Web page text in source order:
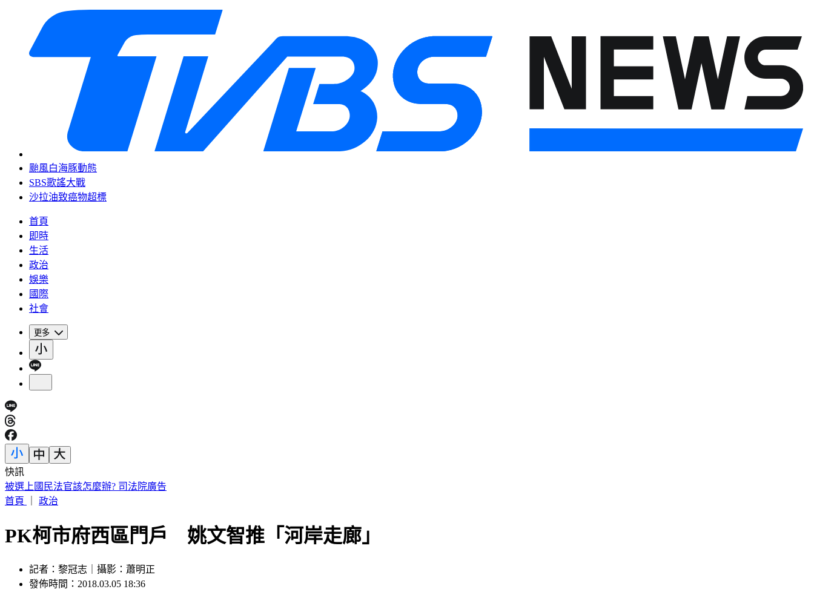
颱風白海豚動態
SBS歌謠大戰
沙拉油致癌物超標
首頁
即時
生活
政治
娛樂
國際
社會
更多
快訊
被選上國民法官該怎麼辦? 司法院廣告
首頁
政治
PK柯市府西區門戶 姚文智推「河岸走廊」
記者：黎冠志｜攝影：蕭明正
發佈時間：2018.03.05 18:36